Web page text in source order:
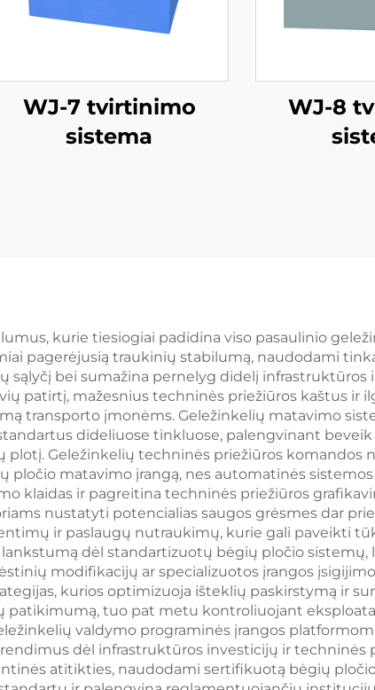
WJ-7 tvirtinimo
sistema
WJ-8
kurie tiesiogiai padidina viso pasaulinio
pagerėjusią traukinių stabilumą, naudodami
bei sumažina pernelyg didelį infrastruktūros
patirtį, mažesnius techninės priežiūros kaštus ir
transporto įmonėms. Geležinkelių matavimo
dideliuose tinkluose, palengvinant
Geležinkelių techninės priežiūros komandos
matavimo įrangą, nes automatinės
klaidas ir pagreitina techninės priežiūros
nustatyti potencialias saugos grėsmes dar
ir paslaugų nutraukimų, kurie gali paveikti
dėl standartizuotų bėgių pločio sistemų,
modifikacijų ar specializuotos įrangos
kurios optimizuoja išteklių paskirstymą ir
tuo pat metu kontroliuojant
valdymo programinės įrangos
dėl infrastruktūros investicijų ir techninės
atitikties, naudodami sertifikuotą bėgių